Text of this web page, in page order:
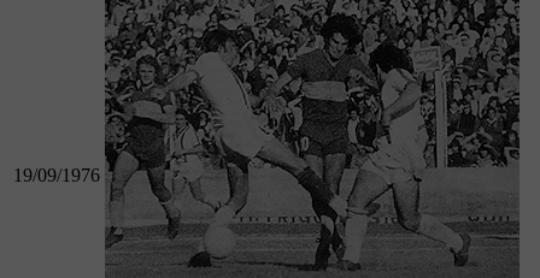
19/09/1976